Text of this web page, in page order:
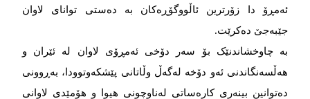
ئەمڕۆ دا زۆرترین ئاڵووگۆڕەکان بە دەستی توانای لاوان
جێبەجێ دەکرێت.
بە چاوخشاندنێک بۆ سەر دۆخی ئەمڕۆی لاوان لە ئێران و
هەڵسەنگاندنی ئەو دۆخە لەگەڵ وڵاتانی پێشکەوتوودا، بەڕوونی
دەتوانین بینەری کارەساتی لەناوچونی هیوا و هۆمێدی لاوانی